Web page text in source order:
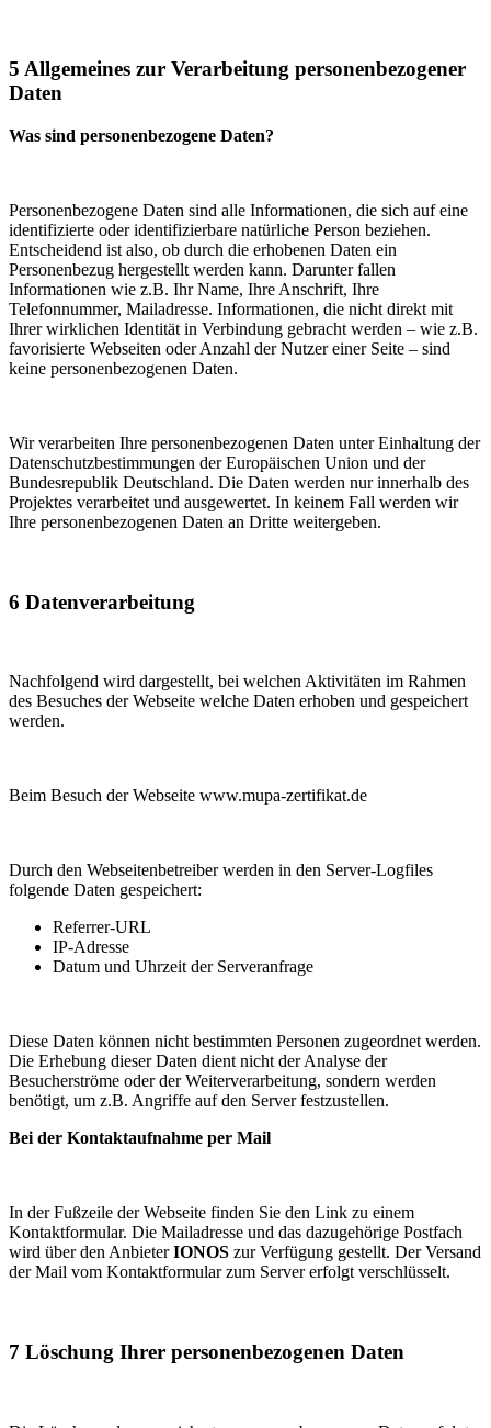
5 Allgemeines zur Verarbeitung personenbezogener
Daten
Was sind personenbezogene Daten?
Personenbezogene Daten sind alle Informationen, die sich auf eine
identifizierte oder identifizierbare natürliche Person beziehen.
Entscheidend ist also, ob durch die erhobenen Daten ein
Personenbezug hergestellt werden kann. Darunter fallen
Informationen wie z.B. Ihr Name, Ihre Anschrift, Ihre
Telefonnummer, Mailadresse. Informationen, die nicht direkt mit
Ihrer wirklichen Identität in Verbindung gebracht werden – wie z.B.
favorisierte Webseiten oder Anzahl der Nutzer einer Seite – sind
keine personenbezogenen Daten.
Wir verarbeiten Ihre personenbezogenen Daten unter Einhaltung der
Datenschutzbestimmungen der Europäischen Union und der
Bundesrepublik Deutschland. Die Daten werden nur innerhalb des
Projektes verarbeitet und ausgewertet. In keinem Fall werden wir
Ihre personenbezogenen Daten an Dritte weitergeben.
6 Datenverarbeitung
Nachfolgend wird dargestellt, bei welchen Aktivitäten im Rahmen
des Besuches der Webseite welche Daten erhoben und gespeichert
werden.
Beim Besuch der Webseite www.mupa-zertifikat.de
Durch den Webseitenbetreiber werden in den Server-Logfiles
folgende Daten gespeichert:
Referrer-URL
IP-Adresse
Datum und Uhrzeit der Serveranfrage
Diese Daten können nicht bestimmten Personen zugeordnet werden.
Die Erhebung dieser Daten dient nicht der Analyse der
Besucherströme oder der Weiterverarbeitung, sondern werden
benötigt, um z.B. Angriffe auf den Server festzustellen.
Bei der Kontaktaufnahme per Mail
In der Fußzeile der Webseite finden Sie den Link zu einem
Kontaktformular. Die Mailadresse und das dazugehörige Postfach
wird über den AnbieterIONOS zur Verfügung gestellt. Der Versand
der Mail vom Kontaktformular zum Server erfolgt verschlüsselt.
7 Löschung Ihrer personenbezogenen Daten